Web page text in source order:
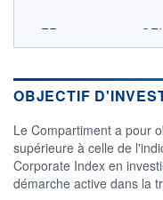
FR0000945180 -
OPCVM DERNIER
OBJECTIF
Le Compartiment a pour
supérieure à celle de
Corporate Index en
démarche active dans la